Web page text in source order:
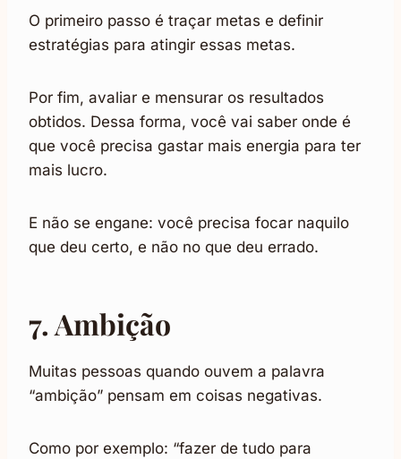
O primeiro passo é traçar metas e definir
estratégias para atingir essas metas.
Por fim, avaliar e mensurar os resultados
obtidos. Dessa forma, você vai saber onde é
que você precisa gastar mais energia para ter
mais lucro.
E não se engane: você precisa focar naquilo
que deu certo, e não no que deu errado.
7. Ambição
Muitas pessoas quando ouvem a palavra
“ambição” pensam em coisas negativas.
Como por exemplo: “fazer de tudo para